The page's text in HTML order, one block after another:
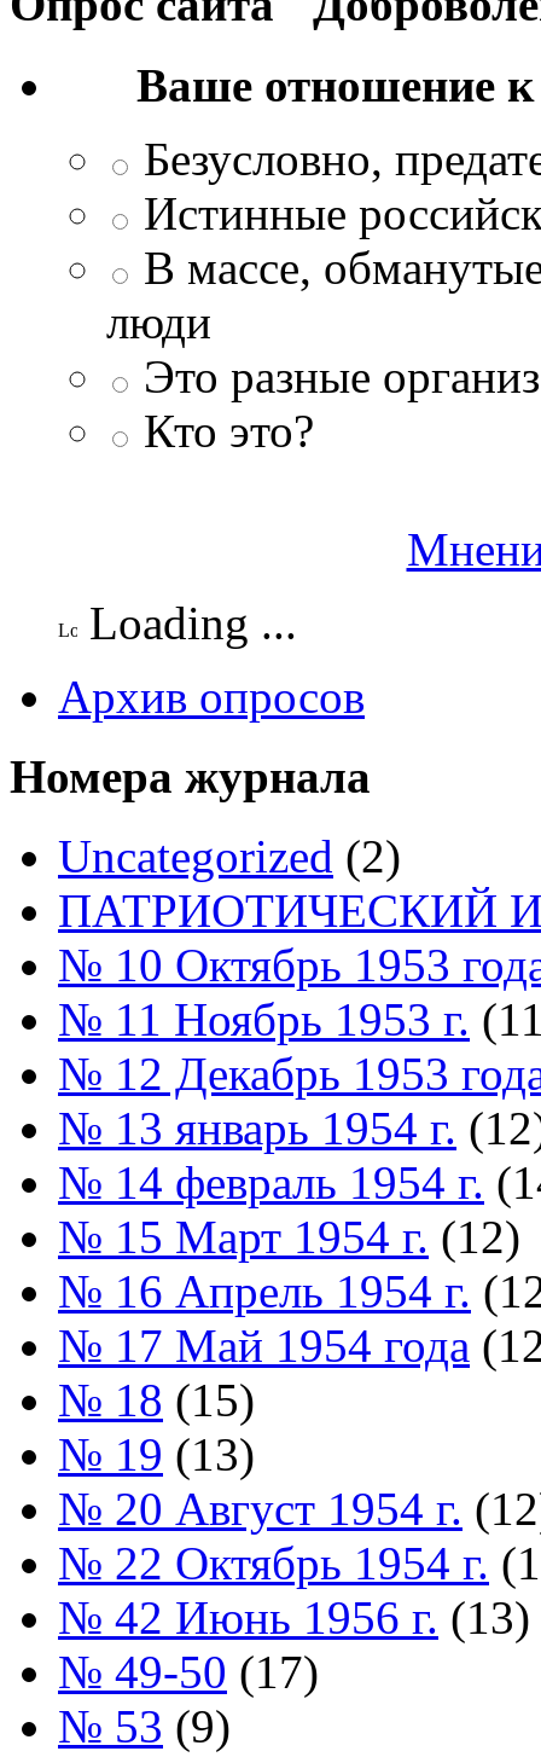
Ваше отношение
Безусловно,
Истинные
В массе,
люди
Это разные
Кто это?
Loading ...
Архив опросов
Номера журнала
Uncategorized (2)
ПАТРИОТИЧЕСКИЙ
№ 10 Октябрь 1953
№ 11 Ноябрь 1953 г.
№ 12 Декабрь 1953
№ 13 январь 1954 г.
№ 14 февраль 1954 г.
№ 15 Март 1954 г. (12)
№ 16 Апрель 1954 г.
№ 17 Май 1954 года
№ 18 (15)
№ 19 (13)
№ 20 Август 1954 г.
№ 22 Октябрь 1954 г.
№ 42 Июнь 1956 г. (13)
№ 49-50 (17)
№ 53 (9)